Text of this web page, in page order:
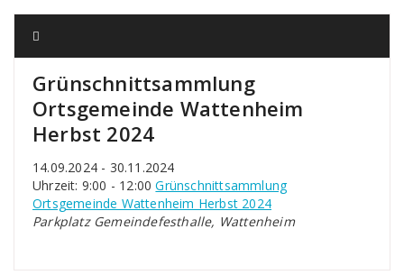
Grünschnittsammlung
Ortsgemeinde Wattenheim
Herbst 2024
14.09.2024 - 30.11.2024
Uhrzeit: 9:00 - 12:00Grünschnittsammlung
Ortsgemeinde Wattenheim Herbst 2024
Parkplatz Gemeindefesthalle, Wattenheim